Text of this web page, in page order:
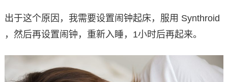
出于这个原因，我需要设置闹钟起床，服用 Synthroid
，然后再设置闹钟，重新入睡，1小时后再起来。